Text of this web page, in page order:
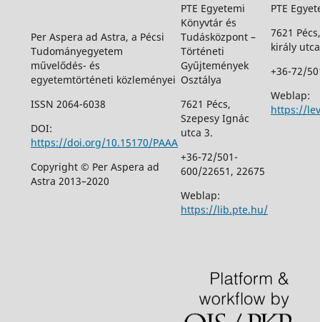
Per Aspera ad Astra, a Pécsi
Tudományegyetem
művelődés- és
egyetemtörténeti közleményei
ISSN 2064-6038
DOI:
https://doi.org/10.15170/PAAA
Copyright © Per Aspera ad
Astra 2013–2020
PTE Egyetemi
Könyvtár és
Tudásközpont –
Történeti
Gyűjtemények
Osztálya
7621 Pécs,
Szepesy Ignác
utca 3.
+36-72/501-
600/22651, 22675
Weblap:
https://lib.pte.hu/
PTE
7621
király
+36-72/
Weblap:
https://